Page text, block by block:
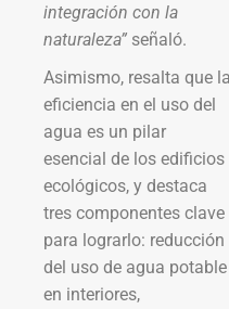
integración con la
naturaleza” señaló.
Asimismo, resalta que la
eficiencia en el uso del
agua es un pilar
esencial de los edificios
ecológicos, y destaca
tres componentes clave
para lograrlo: reducción
del uso de agua potable
en interiores,